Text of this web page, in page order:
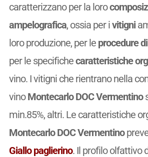
caratterizzano per la loro
ampelografica, ossia per ivitigni
loro produzione, per le procedure
per le specifichecaratteristiche
vino. I vitigni che rientrano nella
vinoMontecarlo DOC Vermentino
min.85%, altri. Le caratteristiche
Montecarlo DOC Vermentino
Giallo paglierino. Il profilo olfattivo